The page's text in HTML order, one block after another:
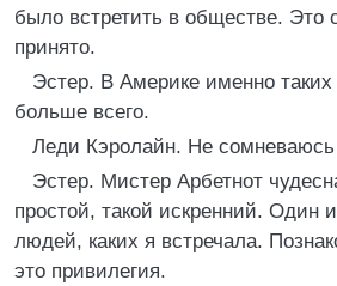
было встретить в обществе. Это
принято.
Эстер. В Америке именно
больше всего.
Леди Кэролайн. Не
Эстер. Мистер Арбетнот
простой, такой искренний. Один
людей, каких я встречала.
это привилегия.